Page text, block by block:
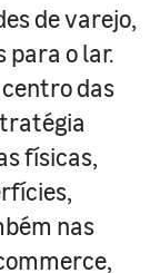
de varejo,
para o lar.
das
físicas,
nas